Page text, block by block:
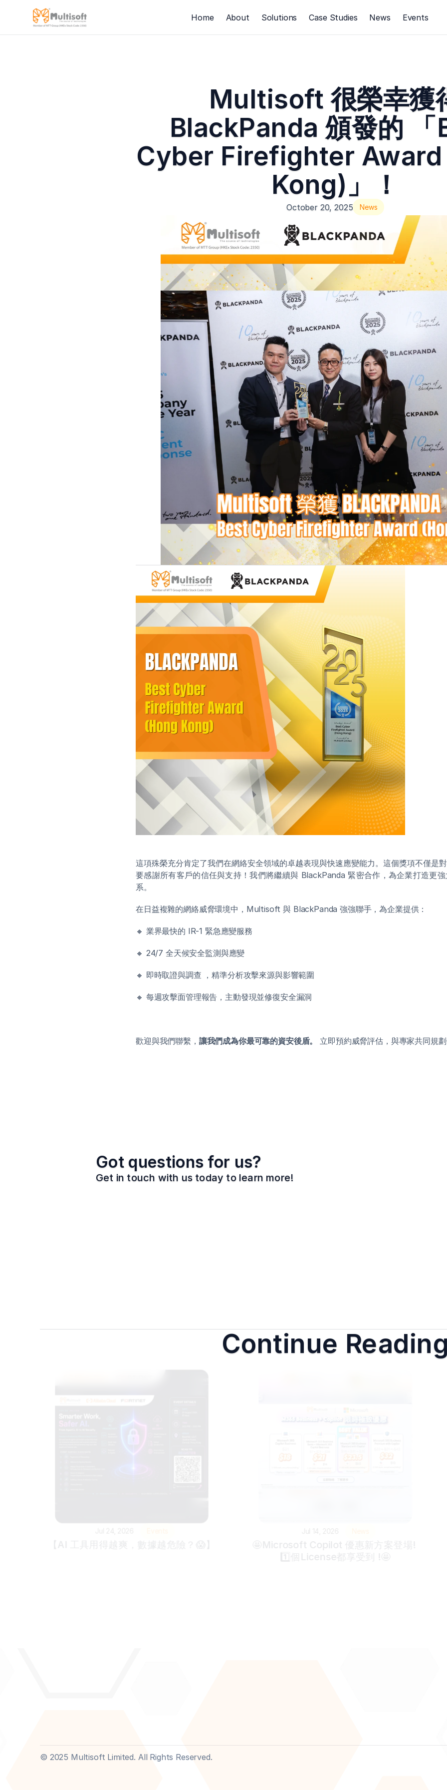
Home About Solutions Case Studies News Events
Multisoft 很榮幸獲
BlackPanda 頒發的 「
Cyber Firefighter
Kong)」！
October 20, 2025 News
這項殊榮充分肯定了我們在網絡安全領域的卓越表現與快速應變能力。這個獎項不僅是
要感謝所有客戶的信任與支持！我們將繼續與 BlackPanda 緊密合作，為企業打造更
系。
在日益複雜的網絡威脅環境中，Multisoft 與 BlackPanda 強強聯手，為企業提供：
🔸 業界最快的 IR-1 緊急應變服務
🔸 24/7 全天候安全監測與應變
🔸 即時取證與調查 ，精準分析攻擊來源與影響範圍
🔸 每週攻擊面管理報告，主動發現並修復安全漏洞
歡迎與我們聯繫， 讓我們成為你最可靠的資安後盾。 立即預約威脅評估，與專家共同規劃
Got questions for us?
Get in touch with us today to learn more!
Continue Reading
【AI 工具用得越爽，數據越危險？😱】
Jul 14, 2026
🤩Microsoft Copilot 優惠新方案登場!
1️⃣個License都享受到 !🤩
Join our newsletter to stay updated about our latest news and articles.
© 2025 Multisoft Limited. All Rights Reserved.